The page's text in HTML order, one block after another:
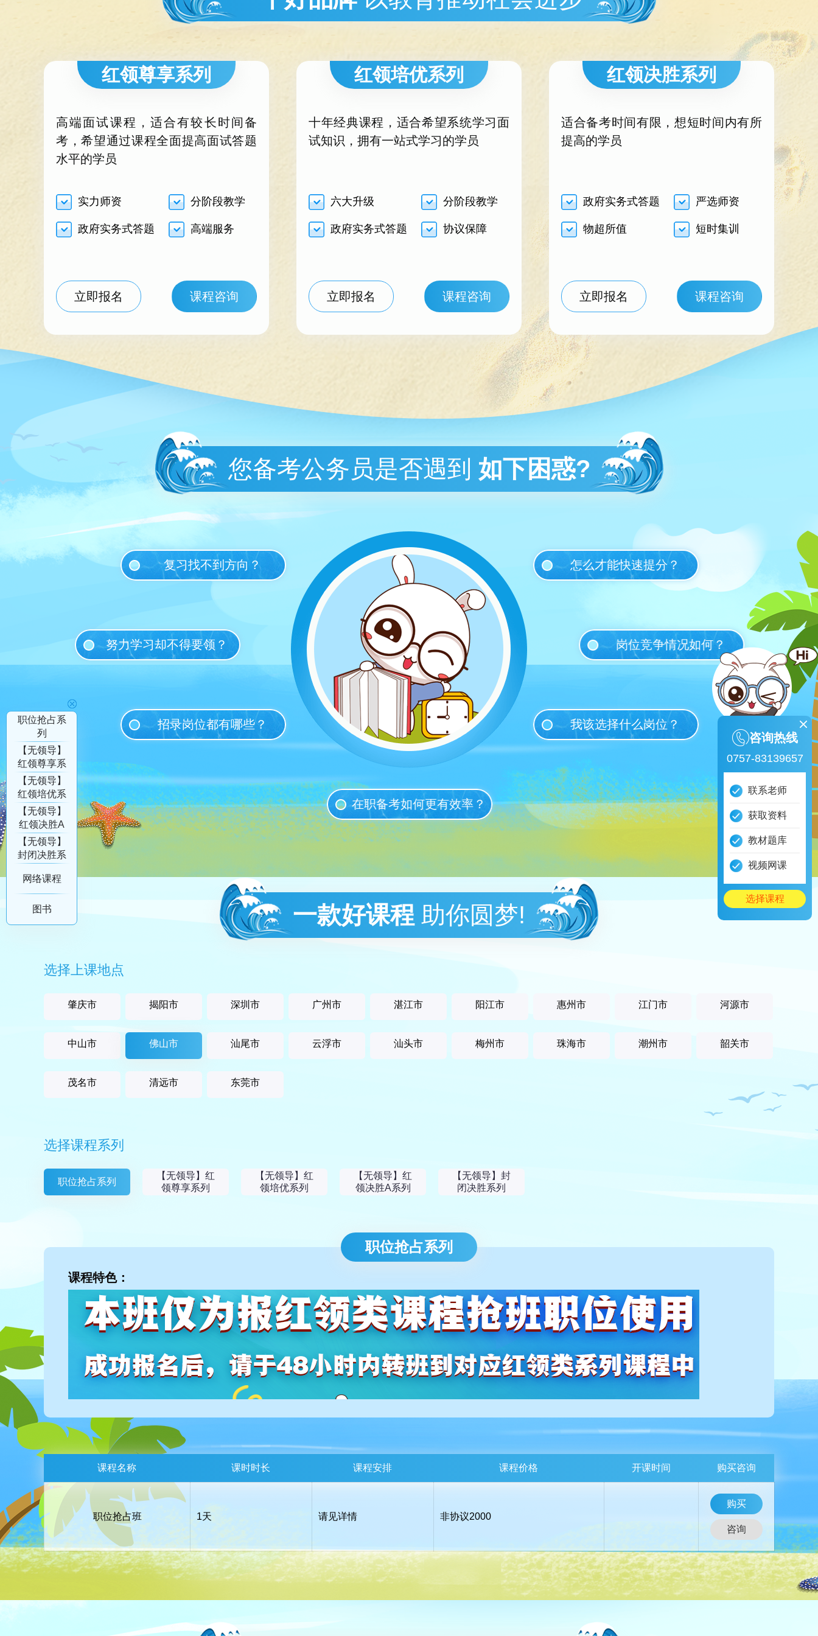
红领尊享系列
高端面试课程，适合有较长时间备
考，希望通过课程全面提高面试答题
水平的学员
实力师资 分阶段教学
政府实务式答题 高端服务
立即报名 课程咨询
红领培优系列
十年经典课程，适合希望系统学习面
试知识，拥有一站式学习的学员
六大升级 分阶段教学
政府实务式答题 协议保障
立即报名 课程咨询
红领决胜系列
适合备考时间有限，想短时间内有所
提高的学员
政府实务式答题 严选师资
物超所值 短时集训
立即报名 课程咨询
您备考公务员是否遇到 如下困惑?
复习找不到方向？ 怎么才能快速提分？
努力学习却不得要领？ 岗位竞争情况如何？
招录岗位都有哪些？ 我该选择什么岗位？
在职备考如何更有效率？
一款好课程 助你圆梦!
选择上课地点
肇庆市 揭阳市 深圳市 广州市 湛江市 阳江市 惠州市 江门市 河源市
中山市 佛山市 汕尾市 云浮市 汕头市 梅州市 珠海市 潮州市 韶关市
茂名市 清远市 东莞市
选择课程系列
职位抢占系列
【无领导】红
领尊享系列
【无领导】红
领培优系列
【无领导】红
领决胜A系列
【无领导】封
闭决胜系列
职位抢占系列
课程特色：
课程名称 课时时长 课程安排 课程价格 开课时间 购买咨询
职位抢占班 1天 请见详情 非协议2000
购买
咨询
职位抢占系
列
【无领导】
红领尊享系
列
【无领导】
红领培优系
列
【无领导】
红领决胜A
系列
【无领导】
封闭决胜系
网络课程
图书
咨询热线
0757-83139657
联系老师
获取资料
教材题库
视频网课
选择课程